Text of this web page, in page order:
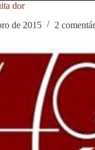
dor
de 2015
2